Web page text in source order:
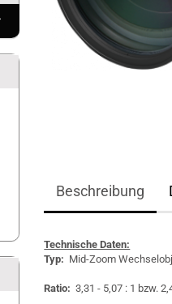
Beschreibung
Technische Daten:
Typ: Mid-Zoom
Ratio: 3,31 - 5,07 : 1 bzw.